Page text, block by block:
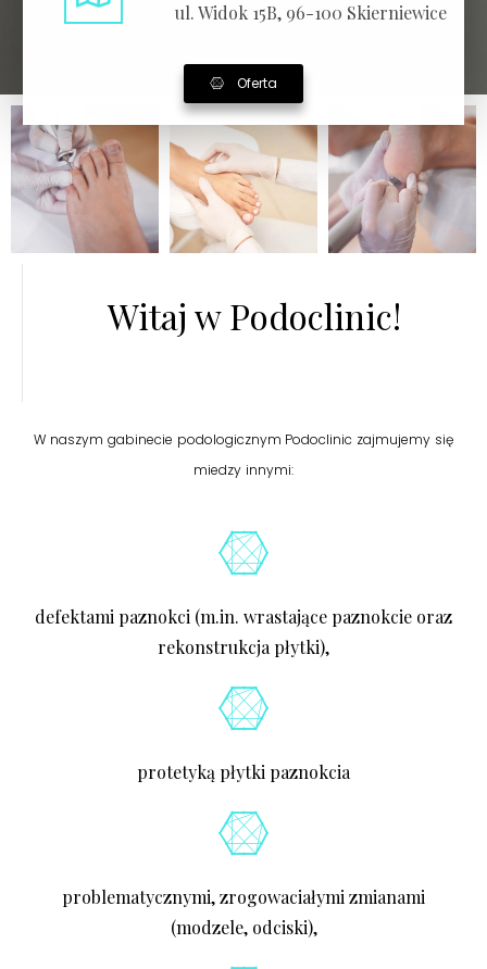
ul. Widok 15B, 96-100 Skierniewice
Oferta
Witaj w Podoclinic!
W naszym gabinecie podologicznym Podoclinic zajmujemy się
miedzy innymi:
defektami paznokci (m.in. wrastające paznokcie oraz
rekonstrukcja płytki),
protetyką płytki paznokcia
problematycznymi, zrogowaciałymi zmianami
(modzele, odciski),